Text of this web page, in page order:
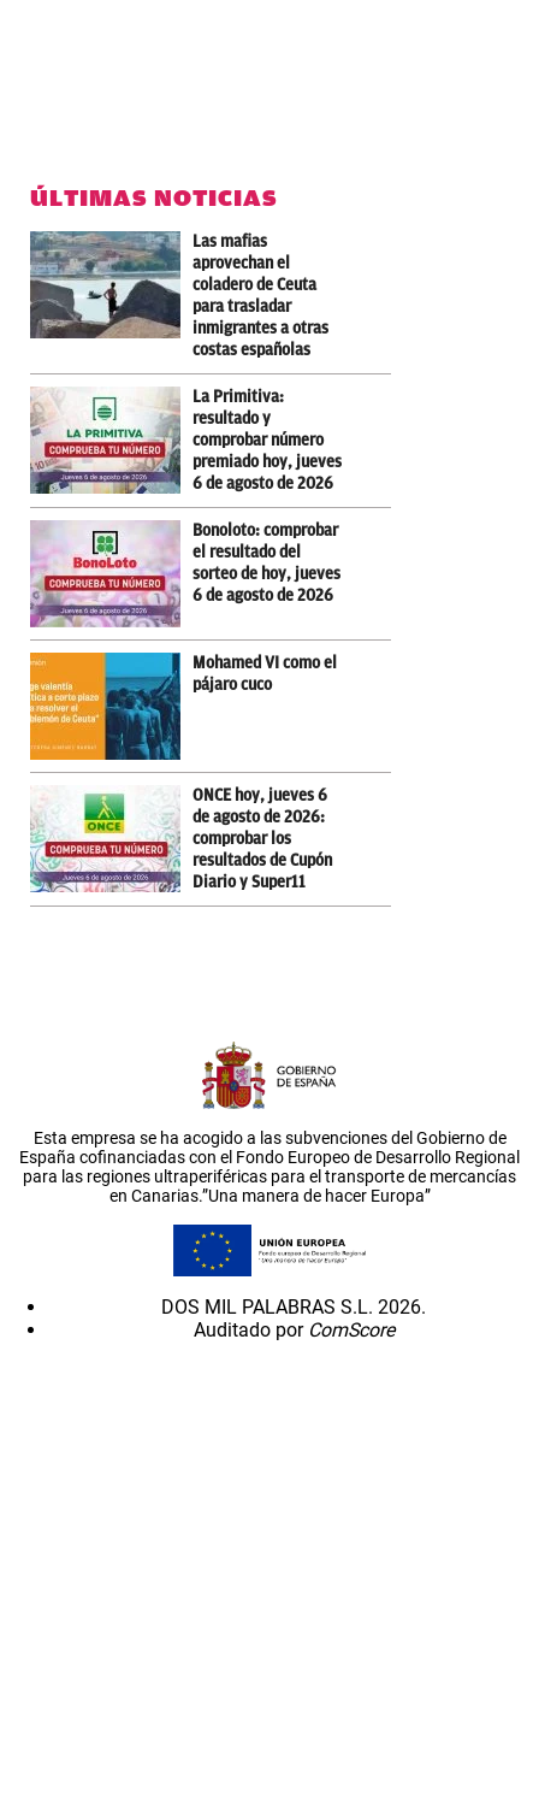
ÚLTIMAS NOTICIAS
Las mafias
aprovechan el
coladero de Ceuta
para trasladar
inmigrantes a otras
costas españolas
La Primitiva:
resultado y
comprobar número
premiado hoy, jueves
6 de agosto de 2026
Bonoloto: comprobar
el resultado del
sorteo de hoy, jueves
6 de agosto de 2026
Mohamed VI como el
pájaro cuco
ONCE hoy, jueves 6
de agosto de 2026:
comprobar los
resultados de Cupón
Diario y Super11
Esta empresa se ha acogido a las subvenciones del Gobierno de
España cofinanciadas con el Fondo Europeo de Desarrollo Regional
para las regiones ultraperiféricas para el transporte de mercancías
en Canarias.”Una manera de hacer Europa”
DOS MIL PALABRAS S.L. 2026.
Auditado por ComScore